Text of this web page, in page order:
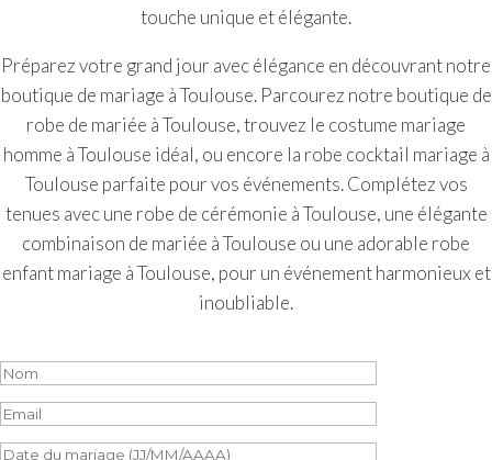
touche unique et élégante.
Préparez votre grand jour avec élégance en découvrant notre
boutique de mariage à Toulouse. Parcourez notre boutique de
robe de mariée à Toulouse, trouvez le costume mariage
homme à Toulouse idéal, ou encore la robe cocktail mariage à
Toulouse parfaite pour vos événements. Complétez vos
tenues avec une robe de cérémonie à Toulouse, une élégante
combinaison de mariée à Toulouse ou une adorable robe
enfant mariage à Toulouse, pour un événement harmonieux et
inoubliable.